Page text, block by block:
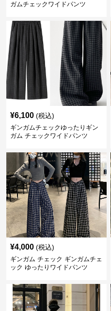
ガムチェックワイドパンツ
¥6,100 (税込)
ギンガムチェックゆったりギン
ガム チェックワイドパンツ
¥4,000 (税込)
ギンガム チェック ギンガムチェ
ック ゆったりワイドパンツ